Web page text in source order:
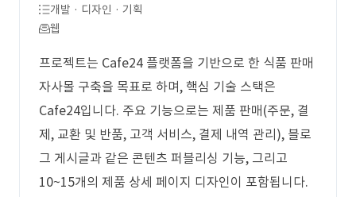
개발 · 디자인 · 기획
웹
프로젝트는 Cafe24 플랫폼을 기반으로 한 식품 판매
자사몰 구축을 목표로 하며, 핵심 기술 스택은
Cafe24입니다. 주요 기능으로는 제품 판매(주문, 결
제, 교환 및 반품, 고객 서비스, 결제 내역 관리), 블로
그 게시글과 같은 콘텐츠 퍼블리싱 기능, 그리고
10~15개의 제품 상세 페이지 디자인이 포함됩니다.